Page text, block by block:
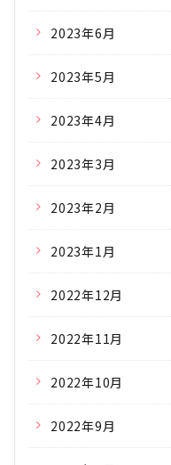
2023年6月
2023年5月
2023年4月
2023年3月
2023年2月
2023年1月
2022年12月
2022年11月
2022年10月
2022年9月